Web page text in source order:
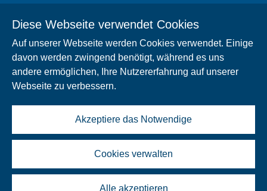
Diese Webseite verwendet Cookies
Auf unserer Webseite werden Cookies verwendet. Einige
davon werden zwingend benötigt, während es uns
andere ermöglichen, Ihre Nutzererfahrung auf unserer
Webseite zu verbessern.
Akzeptiere das Notwendige
Cookies verwalten
Alle akzeptieren
Kontakt
Datenschutz
Nutzungsbedingungen
Impressum
Barrierefreiheit